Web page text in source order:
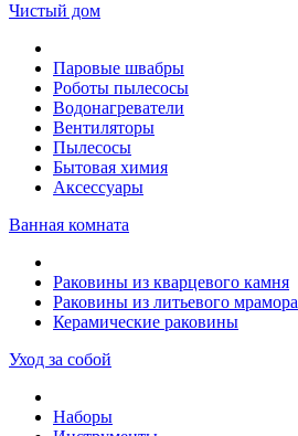
Чистый дом
Паровые швабры
Роботы пылесосы
Водонагреватели
Вентиляторы
Пылесосы
Бытовая химия
Аксессуары
Ванная комната
Раковины из кварцевого камня
Раковины из литьевого мрамора
Керамические раковины
Уход за собой
Наборы